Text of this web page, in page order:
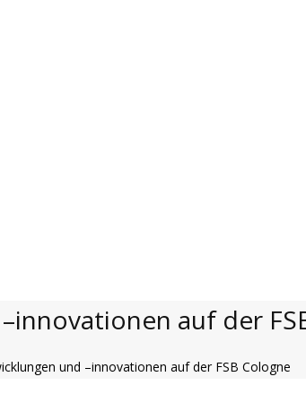
auf der
und –innovationen auf der FSB Cologne